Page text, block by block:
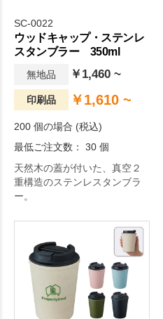
SC-0022
ウッドキャップ・ステンレ
スタンブラー 350ml
無地品 ￥1,460 ~
印刷品 ￥1,610 ~
200 個の場合 (税込)
最低ご注文数： 30 個
天然木の蓋が付いた、真空２
重構造のステンレスタンブラ
ー。